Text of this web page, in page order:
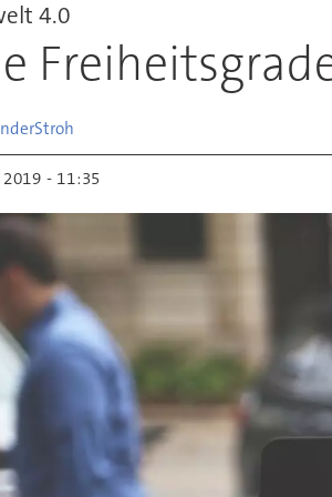
4.0
Stroh
2019 - 11:35